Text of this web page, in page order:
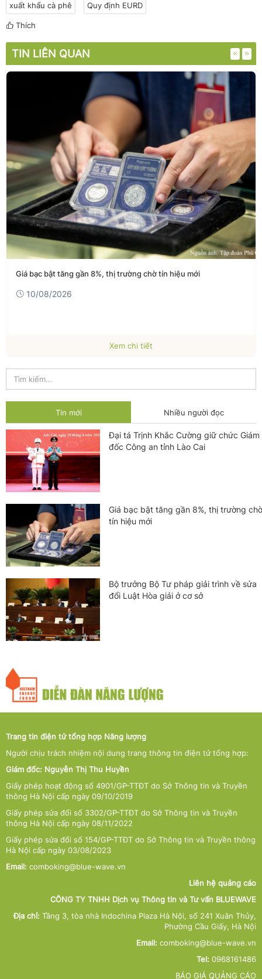
xuất khẩu cà phê Quy định EURD
Thích
TIN LIÊN QUAN
Giá bạc bật tăng gần 8%, thị trường chờ tín hiệu mới
10/08/2026
Xem chi tiết
Tin mới Nhiều người đọc
Đại tá Trịnh Khắc Cường giữ chức Giám
đốc Công an tỉnh Lào Cai
Giá bạc bật tăng gần 8%, thị trường chờ
tín hiệu mới
Bộ trưởng Bộ Tư pháp giải trình về sửa
đổi Luật Hòa giải ở cơ sở
Trang tin điện tử tổng hợp Năng lượng
Người chịu trách nhiệm nội dung trang thông tin điện tử tổng hợp:
Giám đốc: Nguyễn Thị Thu Huyền
Giấy phép hoạt động số 4901/GP-TTĐT do Sở Thông tin và Truyền
thông Hà Nội cấp ngày 09/10/2019
Giấy phép sửa đổi số 3302/GP-TTĐT do Sở Thông tin và Truyền
thông Hà Nội cấp ngày 08/11/2022
Giấy phép sửa đổi số 154/GP-TTĐT do Sở Thông tin và Truyền thông
Hà Nội cấp ngày 03/08/2023
Email: comboking@blue-wave.vn
Liên hệ quảng cáo
CÔNG TY TNHH Dịch vụ Thông tin và Tư vấn BLUEWAVE
Địa chỉ: Tầng 3, tòa nhà Indochina Plaza Hà Nội, số 241 Xuân Thủy,
Phường Cầu Giấy, Hà Nội
Email: comboking@blue-wave.vn
Tel: 0968161486
BÁO GIÁ QUẢNG CÁO